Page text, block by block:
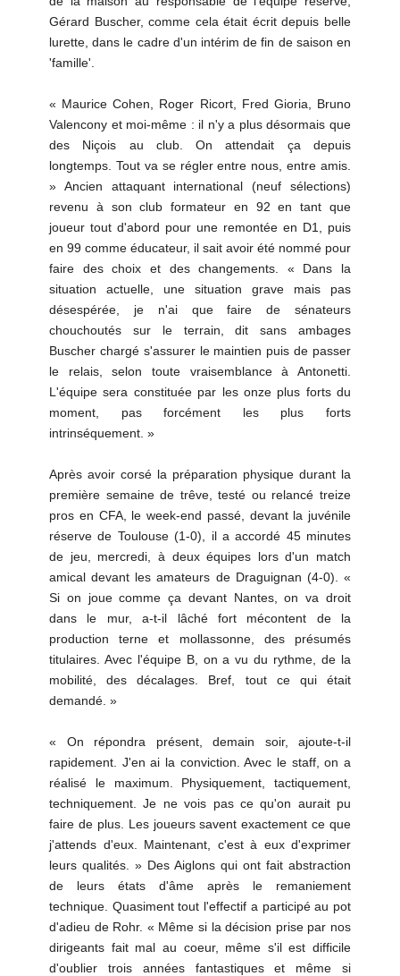
Gérard Buscher, comme cela était écrit depuis belle
lurette, dans le cadre d'un intérim de fin de saison en
'famille'.
« Maurice Cohen, Roger Ricort, Fred Gioria, Bruno
Valencony et moi-même : il n'y a plus désormais que
des Niçois au club. On attendait ça depuis
longtemps. Tout va se régler entre nous, entre amis.
» Ancien attaquant international (neuf sélections)
revenu à son club formateur en 92 en tant que
joueur tout d'abord pour une remontée en D1, puis
en 99 comme éducateur, il sait avoir été nommé pour
faire des choix et des changements. « Dans la
situation actuelle, une situation grave mais pas
désespérée, je n'ai que faire de sénateurs
chouchoutés sur le terrain, dit sans ambages
Buscher chargé s'assurer le maintien puis de passer
le relais, selon toute vraisemblance à Antonetti.
L'équipe sera constituée par les onze plus forts du
moment, pas forcément les plus forts
intrinséquement. »
Après avoir corsé la préparation physique durant la
première semaine de trêve, testé ou relancé treize
pros en CFA, le week-end passé, devant la juvénile
réserve de Toulouse (1-0), il a accordé 45 minutes
de jeu, mercredi, à deux équipes lors d'un match
amical devant les amateurs de Draguignan (4-0). «
Si on joue comme ça devant Nantes, on va droit
dans le mur, a-t-il lâché fort mécontent de la
production terne et mollassonne, des présumés
titulaires. Avec l'équipe B, on a vu du rythme, de la
mobilité, des décalages. Bref, tout ce qui était
demandé. »
« On répondra présent, demain soir, ajoute-t-il
rapidement. J'en ai la conviction. Avec le staff, on a
réalisé le maximum. Physiquement, tactiquement,
techniquement. Je ne vois pas ce qu'on aurait pu
faire de plus. Les joueurs savent exactement ce que
j'attends d'eux. Maintenant, c'est à eux d'exprimer
leurs qualités. » Des Aiglons qui ont fait abstraction
de leurs états d'âme après le remaniement
technique. Quasiment tout l'effectif a participé au pot
d'adieu de Rohr. « Même si la décision prise par nos
dirigeants fait mal au coeur, même s'il est difficile
d'oublier trois années fantastiques et même si